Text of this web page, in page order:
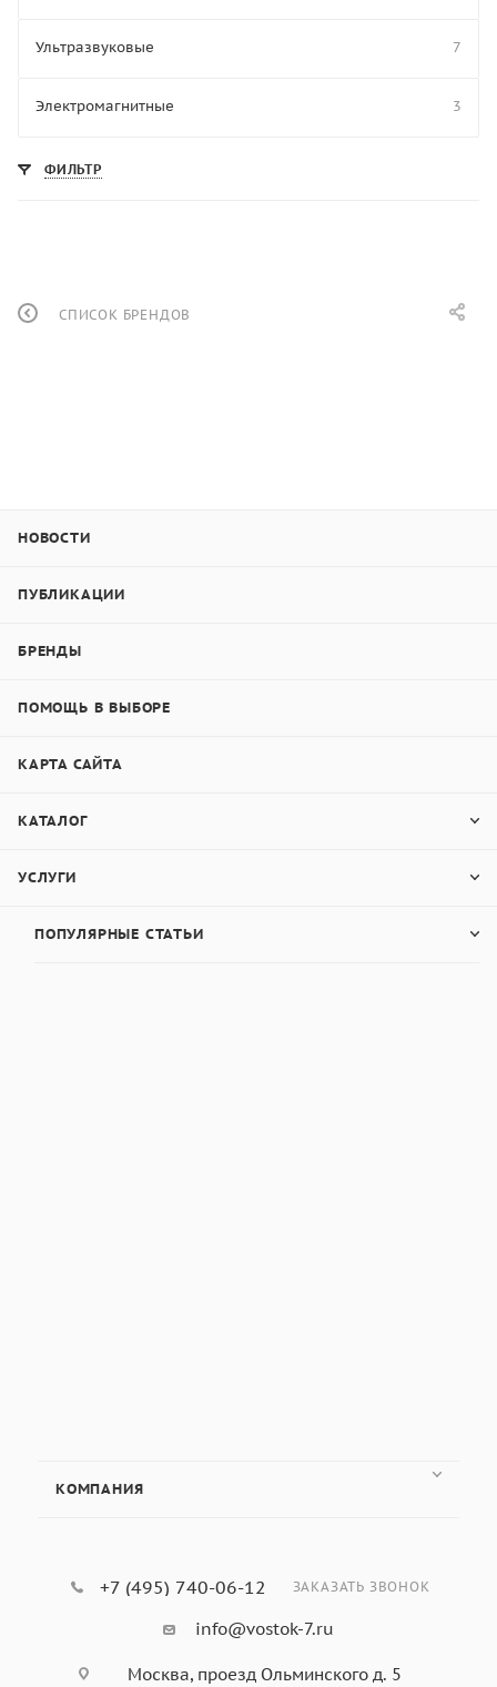
Ультразвуковые 7
Электромагнитные 3
ФИЛЬТР
СПИСОК БРЕНДОВ
НОВОСТИ
ПУБЛИКАЦИИ
БРЕНДЫ
ПОМОЩЬ В ВЫБОРЕ
КАРТА САЙТА
КАТАЛОГ
УСЛУГИ
ПОПУЛЯРНЫЕ СТАТЬИ
КОМПАНИЯ
+7 (495) 740-06-12 ЗАКАЗАТЬ ЗВОНОК
info@vostok-7.ru
Москва, проезд Ольминского д. 5